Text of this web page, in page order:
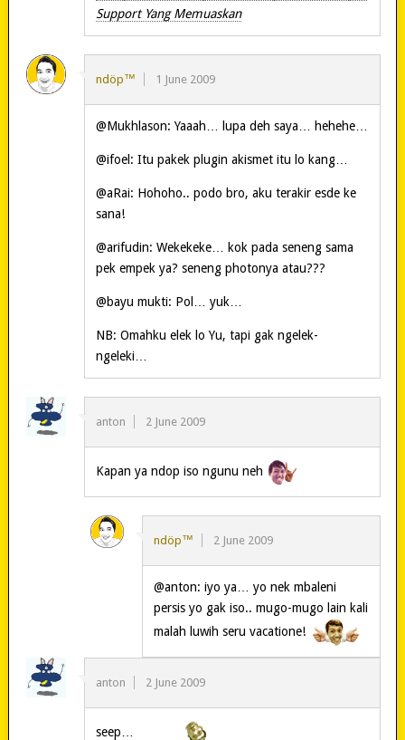
Support Yang Memuaskan
ndöp™ 1 June 2009
@Mukhlason: Yaaah… lupa deh saya… hehehe…
@ifoel: Itu pakek plugin akismet itu lo kang…
@aRai: Hohoho.. podo bro, aku terakir esde ke
sana!
@arifudin: Wekekeke… kok pada seneng sama
pek empek ya? seneng photonya atau???
@bayu mukti: Pol… yuk…
NB: Omahku elek lo Yu, tapi gak ngelek-
ngeleki…
anton 2 June 2009
Kapan ya ndop iso ngunu neh
ndöp™ 2 June 2009
@anton: iyo ya… yo nek mbaleni
persis yo gak iso.. mugo-mugo lain kali
malah luwih seru vacatione!
anton 2 June 2009
seep…